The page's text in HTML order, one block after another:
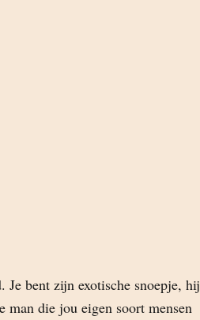
Je bent zijn exotische snoepje, hij
die jou eigen soort mensen